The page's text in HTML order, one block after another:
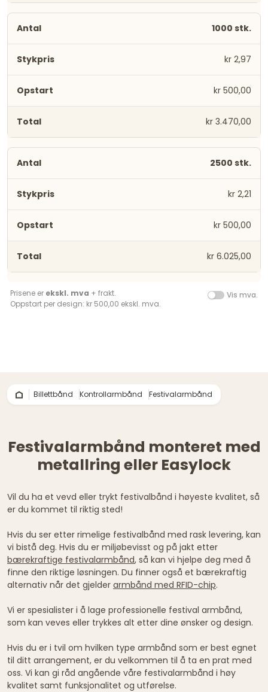
1000 stk.
kr 2,97
kr 500,00
kr 3.470,00
2500 stk.
kr 2,21
kr 500,00
kr 6.025,00
Prisene er ekskl. mva + frakt.
Oppstart per design: kr 500,00 ekskl. mva.
Vis mva.
Billettbånd Kontrollarmbånd Festivalarmbånd
Festivalarmbånd monteret med
metallring eller Easylock
Vil du ha et vevd eller trykt festivalbånd i høyeste kvalitet, så
er du kommet til riktig sted!
Hvis du ser etter rimelige festivalbånd med rask levering, kan
vi bistå deg. Hvis du er miljøbevisst og på jakt etter
bærekraftige festivalarmbånd, så kan vi hjelpe deg med å
finne den riktige løsningen. Du finner også et bærekraftig
alternativ når det gjelder armbånd med RFID-chip.
Vi er spesialister i å lage professionelle festival armbånd,
som kan veves eller trykkes alt etter dine ønsker og design.
Hvis du er i tvil om hvilken type armbånd som er best egnet
til ditt arrangement, er du velkommen til å ta en prat med
oss. Vi kan gi råd angående våre festivalarmbånd i høy
kvalitet samt funksjonalitet og utførelse.